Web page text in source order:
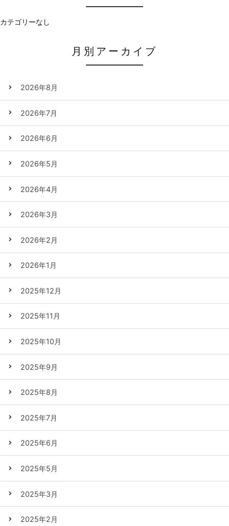
カテゴリーなし
月別アーカイブ
2026年8月
2026年7月
2026年6月
2026年5月
2026年4月
2026年3月
2026年2月
2026年1月
2025年12月
2025年11月
2025年10月
2025年9月
2025年8月
2025年7月
2025年6月
2025年5月
2025年3月
2025年2月